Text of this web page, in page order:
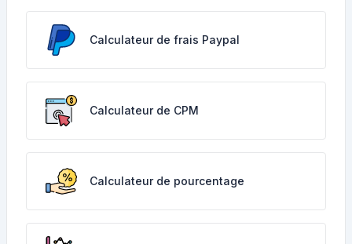
Calculateur de frais Paypal
Calculateur de CPM
Calculateur de pourcentage